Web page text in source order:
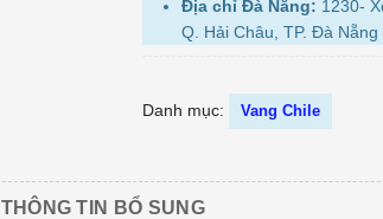
Địa chỉ Đà Nẵng: 1230-
Q. Hải Châu, TP. Đà Nẵng
Danh mục: Vang Chile
THÔNG TIN BỔ SUNG